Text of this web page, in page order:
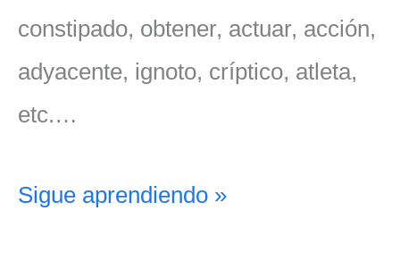
constipado, obtener, actuar, acción,
adyacente, ignoto, críptico, atleta,
etc.…
Sigue aprendiendo »